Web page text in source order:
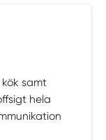
samt
hela